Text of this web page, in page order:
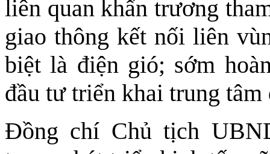
liên quan khẩn trương
giao thông kết nối liên
biệt là điện gió; sớm
đầu tư triển khai trung
Đồng chí Chủ tịch